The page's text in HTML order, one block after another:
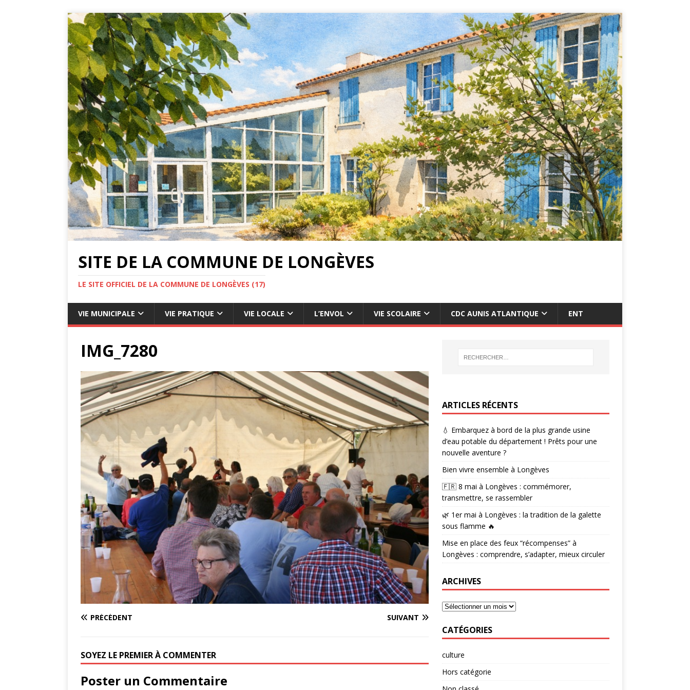
SITE DE LA COMMUNE DE LONGÈVES
LE SITE OFFICIEL DE LA COMMUNE DE LONGÈVES (17)
VIE MUNICIPALE VIE PRATIQUE VIE LOCALE L’ENVOL VIE SCOLAIRE CDC AUNIS ATLANTIQUE ENT
IMG_7280
PRÉCÉDENT SUIVANT
SOYEZ LE PREMIER À COMMENTER
Poster un Commentaire
ARTICLES RÉCENTS
💧 Embarquez à bord de la plus grande usine
d’eau potable du département ! Prêts pour une
nouvelle aventure ?
Bien vivre ensemble à Longèves
🇫🇷 8 mai à Longèves : commémorer,
transmettre, se rassembler
🌿 1er mai à Longèves : la tradition de la galette
sous flamme 🔥
Mise en place des feux “récompenses” à
Longèves : comprendre, s’adapter, mieux circuler
ARCHIVES
CATÉGORIES
culture
Hors catégorie